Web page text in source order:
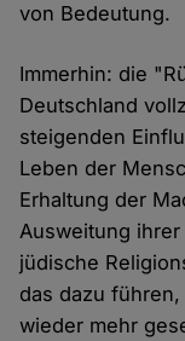
von Bedeutung.
Immerhin: die
Deutschland
steigenden
Leben der
Erhaltung der
Ausweitung
jüdische
das dazu
wieder mehr